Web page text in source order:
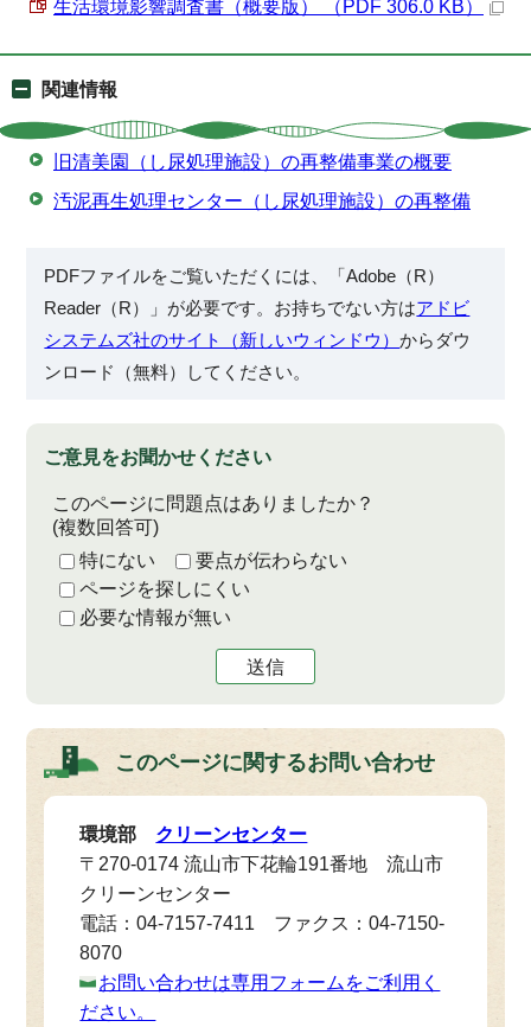
生活環境影響調査書（概要版） （PDF 306.0 KB）
関連情報
旧清美園（し尿処理施設）の再整備事業の概要
汚泥再生処理センター（し尿処理施設）の再整備
PDFファイルをご覧いただくには、「Adobe（R）
Reader（R）」が必要です。お持ちでない方はアドビ
システムズ社のサイト（新しいウィンドウ）からダウ
ンロード（無料）してください。
ご意見をお聞かせください
このページに問題点はありましたか？
(複数回答可)
特にない
要点が伝わらない
ページを探しにくい
必要な情報が無い
送信
このページに関するお問い合わせ
環境部 クリーンセンター
〒270-0174 流山市下花輪191番地 流山市
クリーンセンター
電話：04-7157-7411 ファクス：04-7150-
8070
お問い合わせは専用フォームをご利用く
ださい。